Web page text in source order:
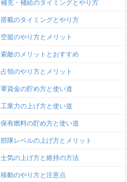
補充・補給のタイミングとやり方
搭載のタイミングとやり方
空挺のやり方とメリット
索敵のメリットとおすすめ
占領のやり方とメリット
軍資金の貯め方と使い道
工業力の上げ方と使い道
保有燃料の貯め方と使い道
部隊レベルの上げ方とメリット
士気の上げ方と維持の方法
移動のやり方と注意点